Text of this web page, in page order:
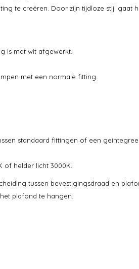
te creëren. Door zijn tijdloze stijl
is mat wit afgewerkt.
met een normale fitting.
standaard fittingen of een
of helder licht 3000K.
tussen bevestigingsdraad en
plafond te hangen.